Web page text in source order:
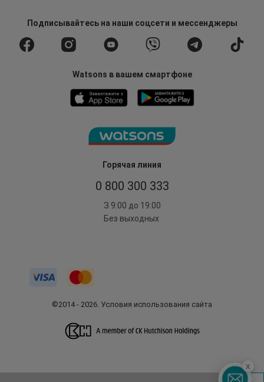
Горячая линия
0 800 300 333
З 9:00 до 19:00
Без выходных
Подписывайтесьна наши соцсети и мессенджеры
Watsons в вашем смартфоне
©2014 - 2026. Условия использования сайта
x